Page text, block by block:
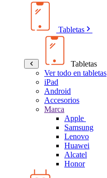
Tabletas
Tabletas
Ver todo en tabletas
iPad
Android
Accesorios
Marca
Apple
Samsung
Lenovo
Huawei
Alcatel
Honor